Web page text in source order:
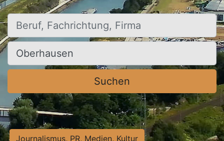
Beruf, Fachrichtung, Firma
Ort, Stadt
Suchen
Journalismus, PR, Medien, Kultur